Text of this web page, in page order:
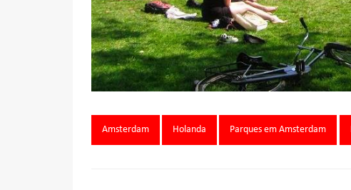
Tags:
Amsterdam Holanda Parques em Amsterdam